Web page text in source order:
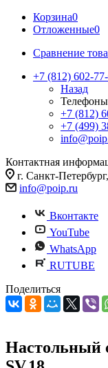
Корзина0
Отложенные0
Сравнение
+7 (812) 602-
Назад
Телефоны
+7 (812)
+7 (499)
Контактная
г. Санкт-
info@poip.ru
Вконтакте
YouTube
WhatsApp
RUTUBE
Поделиться
Настольный